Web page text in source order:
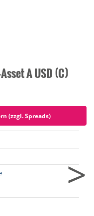
A USD (C)
(zzgl. Spreads)
>